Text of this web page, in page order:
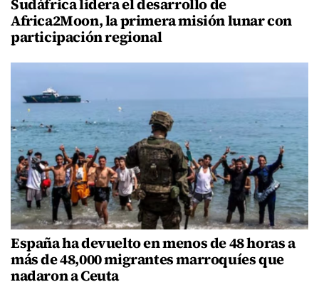
Sudáfrica lidera el desarrollo de
Africa2Moon, la primera misión lunar con
participación regional
España ha devuelto en menos de 48 horas a
más de 48,000 migrantes marroquíes que
nadaron a Ceuta